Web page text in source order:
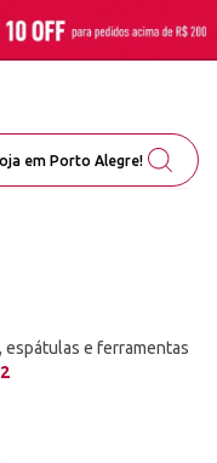
espátulas e ferramentas